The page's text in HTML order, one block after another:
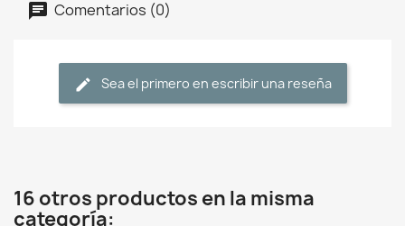
Comentarios (0)
Sea el primero en escribir una reseña
16 otros productos en la misma
categoría: